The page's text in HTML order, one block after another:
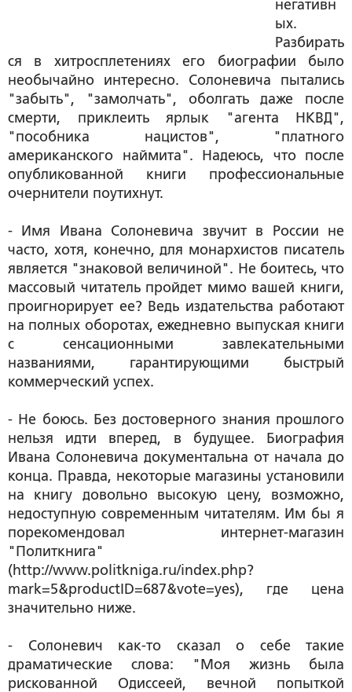
негативн
ых.
Разбирать
ся в хитросплетениях его биографии было
необычайно интересно. Солоневича пытались
"забыть", "замолчать", оболгать даже после
смерти, приклеить ярлык "агента НКВД",
"пособника нацистов", "платного
американского наймита". Надеюсь, что после
опубликованной книги профессиональные
очернители поутихнут.
- Имя Ивана Солоневича звучит в России не
часто, хотя, конечно, для монархистов писатель
является "знаковой величиной". Не боитесь, что
массовый читатель пройдет мимо вашей книги,
проигнорирует ее? Ведь издательства работают
на полных оборотах, ежедневно выпуская книги
с сенсационными завлекательными
названиями, гарантирующими быстрый
коммерческий успех.
- Не боюсь. Без достоверного знания прошлого
нельзя идти вперед, в будущее. Биография
Ивана Солоневича документальна от начала до
конца. Правда, некоторые магазины установили
на книгу довольно высокую цену, возможно,
недоступную современным читателям. Им бы я
порекомендовал интернет-магазин
"Политкнига"
(http://www.politkniga.ru/index.php?
mark=5&productID=687&vote=yes), где цена
значительно ниже.
- Солоневич как-то сказал о себе такие
драматические слова: "Моя жизнь была
рискованной Одиссеей, вечной попыткой